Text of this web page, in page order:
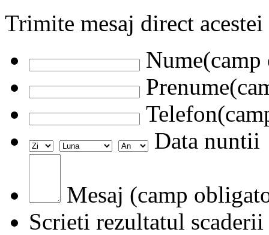
Trimite mesaj direct
Data nuntii
Mesaj (camp
Scrieti rezultatul scaderii